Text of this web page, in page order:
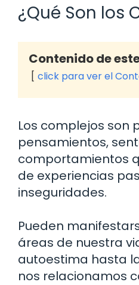
¿Qué Son los
Contenido de
click para ver el
Los complejos son
pensamientos,
comportamientos
de experiencias
inseguridades.
Pueden
áreas de nuestra
autoestima hasta
nos relacionamos